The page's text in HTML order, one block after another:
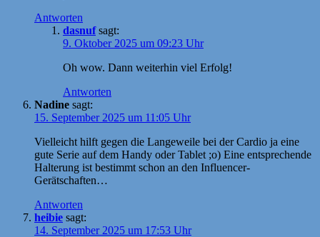
Antworten
dasnuf sagt:
9. Oktober 2025 um 09:23 Uhr
Oh wow. Dann weiterhin viel Erfolg!
Antworten
Nadine sagt:
15. September 2025 um 11:05 Uhr
Vielleicht hilft gegen die Langeweile bei der Cardio ja eine
gute Serie auf dem Handy oder Tablet ;o) Eine entsprechende
Halterung ist bestimmt schon an den Influencer-
Gerätschaften…
Antworten
heibie sagt:
14. September 2025 um 17:53 Uhr